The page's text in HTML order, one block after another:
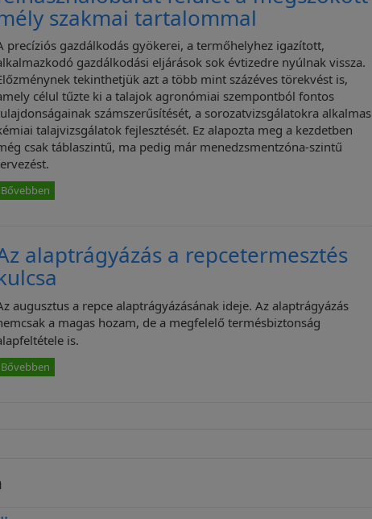
szakmai tartalommal
precíziós gazdálkodás gyökerei, a termőhelyhez igazított,
gazdálkodási eljárások sok évtizedre nyúlnak vissza.
tekinthetjük azt a több mint százéves törekvést is,
célul tűzte ki a talajok agronómiai szempontból fontos
számszerűsítését, a sorozatvizsgálatokra alkalmas
talajvizsgálatok fejlesztését. Ez alapozta meg a kezdetben
csak táblaszintű, ma pedig már menedzsmentzóna-szintű
Bővebben
alaptrágyázás a repcetermesztés
augusztus a repce alaptrágyázásának ideje. Az alaptrágyázás
a magas hozam, de a megfelelő termésbiztonság
is.
Bővebben